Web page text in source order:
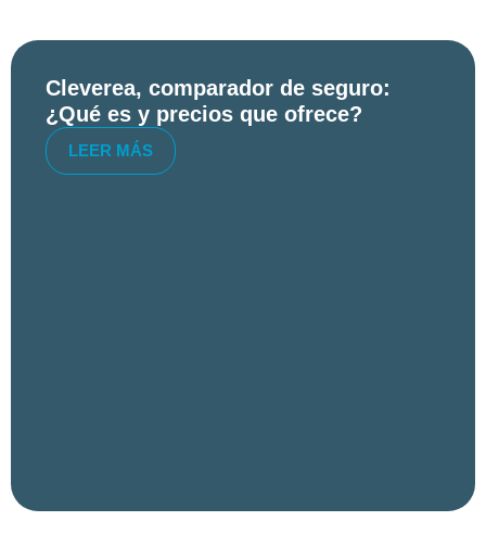
Cleverea, comparador de seguro:
¿Qué es y precios que ofrece?
LEER MÁS